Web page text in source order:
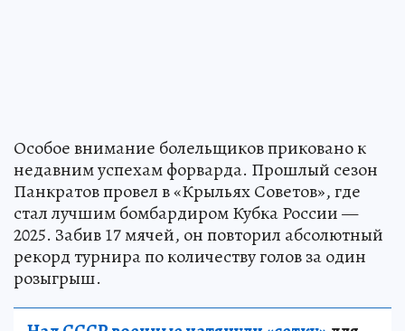
Особое внимание болельщиков приковано к
недавним успехам форварда. Прошлый сезон
Панкратов провел в «Крыльях Советов», где
стал лучшим бомбардиром Кубка России —
2025. Забив 17 мячей, он повторил абсолютный
рекорд турнира по количеству голов за один
розыгрыш.